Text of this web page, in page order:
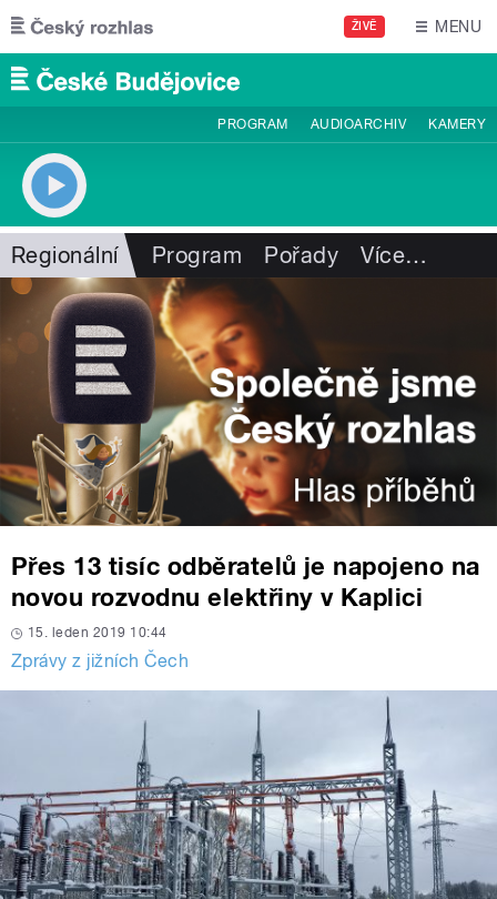
Přejít k hlavnímu obsahu
ŽIVĚ MENU
PROGRAM AUDIOARCHIV KAMERY
Regionální Program Pořady Více…
Přes 13 tisíc odběratelů je napojeno na
novou rozvodnu elektřiny v Kaplici
15. leden 2019 10:44
Zprávy z jižních Čech